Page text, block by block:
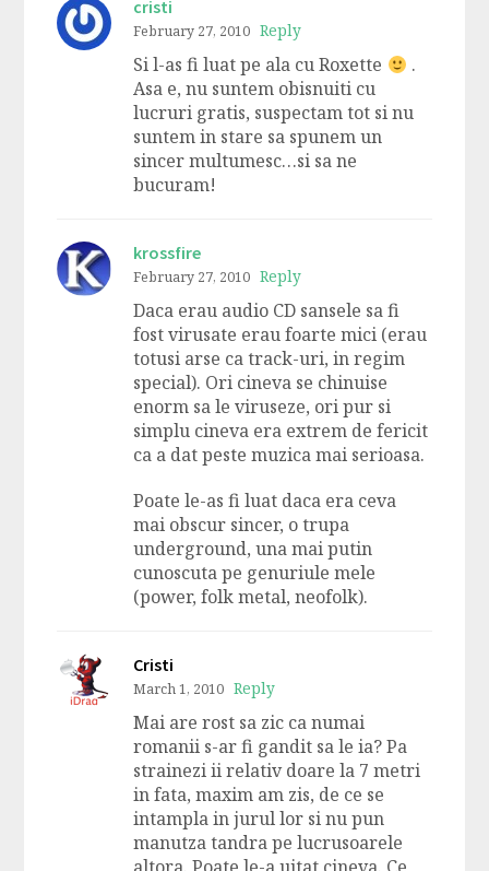
cristi
February 27, 2010 Reply
Si l-as fi luat pe ala cu Roxette
.
Asa e, nu suntem obisnuiti cu
lucruri gratis, suspectam tot si nu
suntem in stare sa spunem un
sincer multumesc…si sa ne
bucuram!
krossfire
February 27, 2010 Reply
Daca erau audio CD sansele sa fi
fost virusate erau foarte mici (erau
totusi arse ca track-uri, in regim
special). Ori cineva se chinuise
enorm sa le viruseze, ori pur si
simplu cineva era extrem de fericit
ca a dat peste muzica mai serioasa.
Poate le-as fi luat daca era ceva
mai obscur sincer, o trupa
underground, una mai putin
cunoscuta pe genuriule mele
(power, folk metal, neofolk).
Cristi
March 1, 2010 Reply
Mai are rost sa zic ca numai
romanii s-ar fi gandit sa le ia? Pa
strainezi ii relativ doare la 7 metri
in fata, maxim am zis, de ce se
intampla in jurul lor si nu pun
manutza tandra pe lucrusoarele